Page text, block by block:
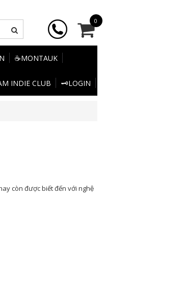
0
☕MONTAUK
INDIE CLUB 🗝️LOGIN
còn được biết đến với nghệ